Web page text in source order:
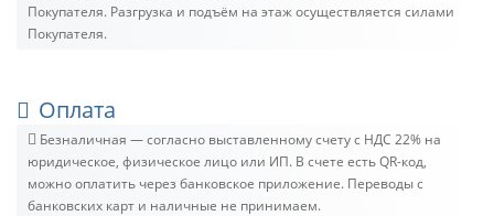
Покупателя. Разгрузка и подъём на этаж осуществляется силами
Покупателя.
Оплата
Безналичная — согласно выставленному счету c НДС 22% на
юридическое, физическое лицо или ИП. В счете есть QR-код,
можно оплатить через банковское приложение. Переводы с
банковских карт и наличные не принимаем.